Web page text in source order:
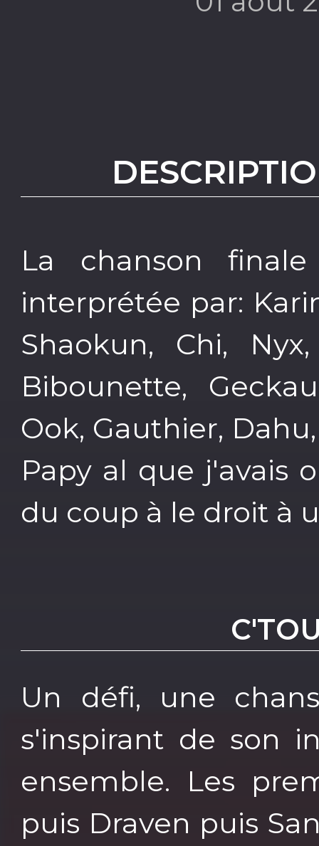
La chanson
interprétée par:
Shaokun, Chi,
Bibounette,
Ook, Gauthier,
Papy al que j'avais
du coup à le droit à
Un défi, une
s'inspirant de son
ensemble. Les
puis Draven puis